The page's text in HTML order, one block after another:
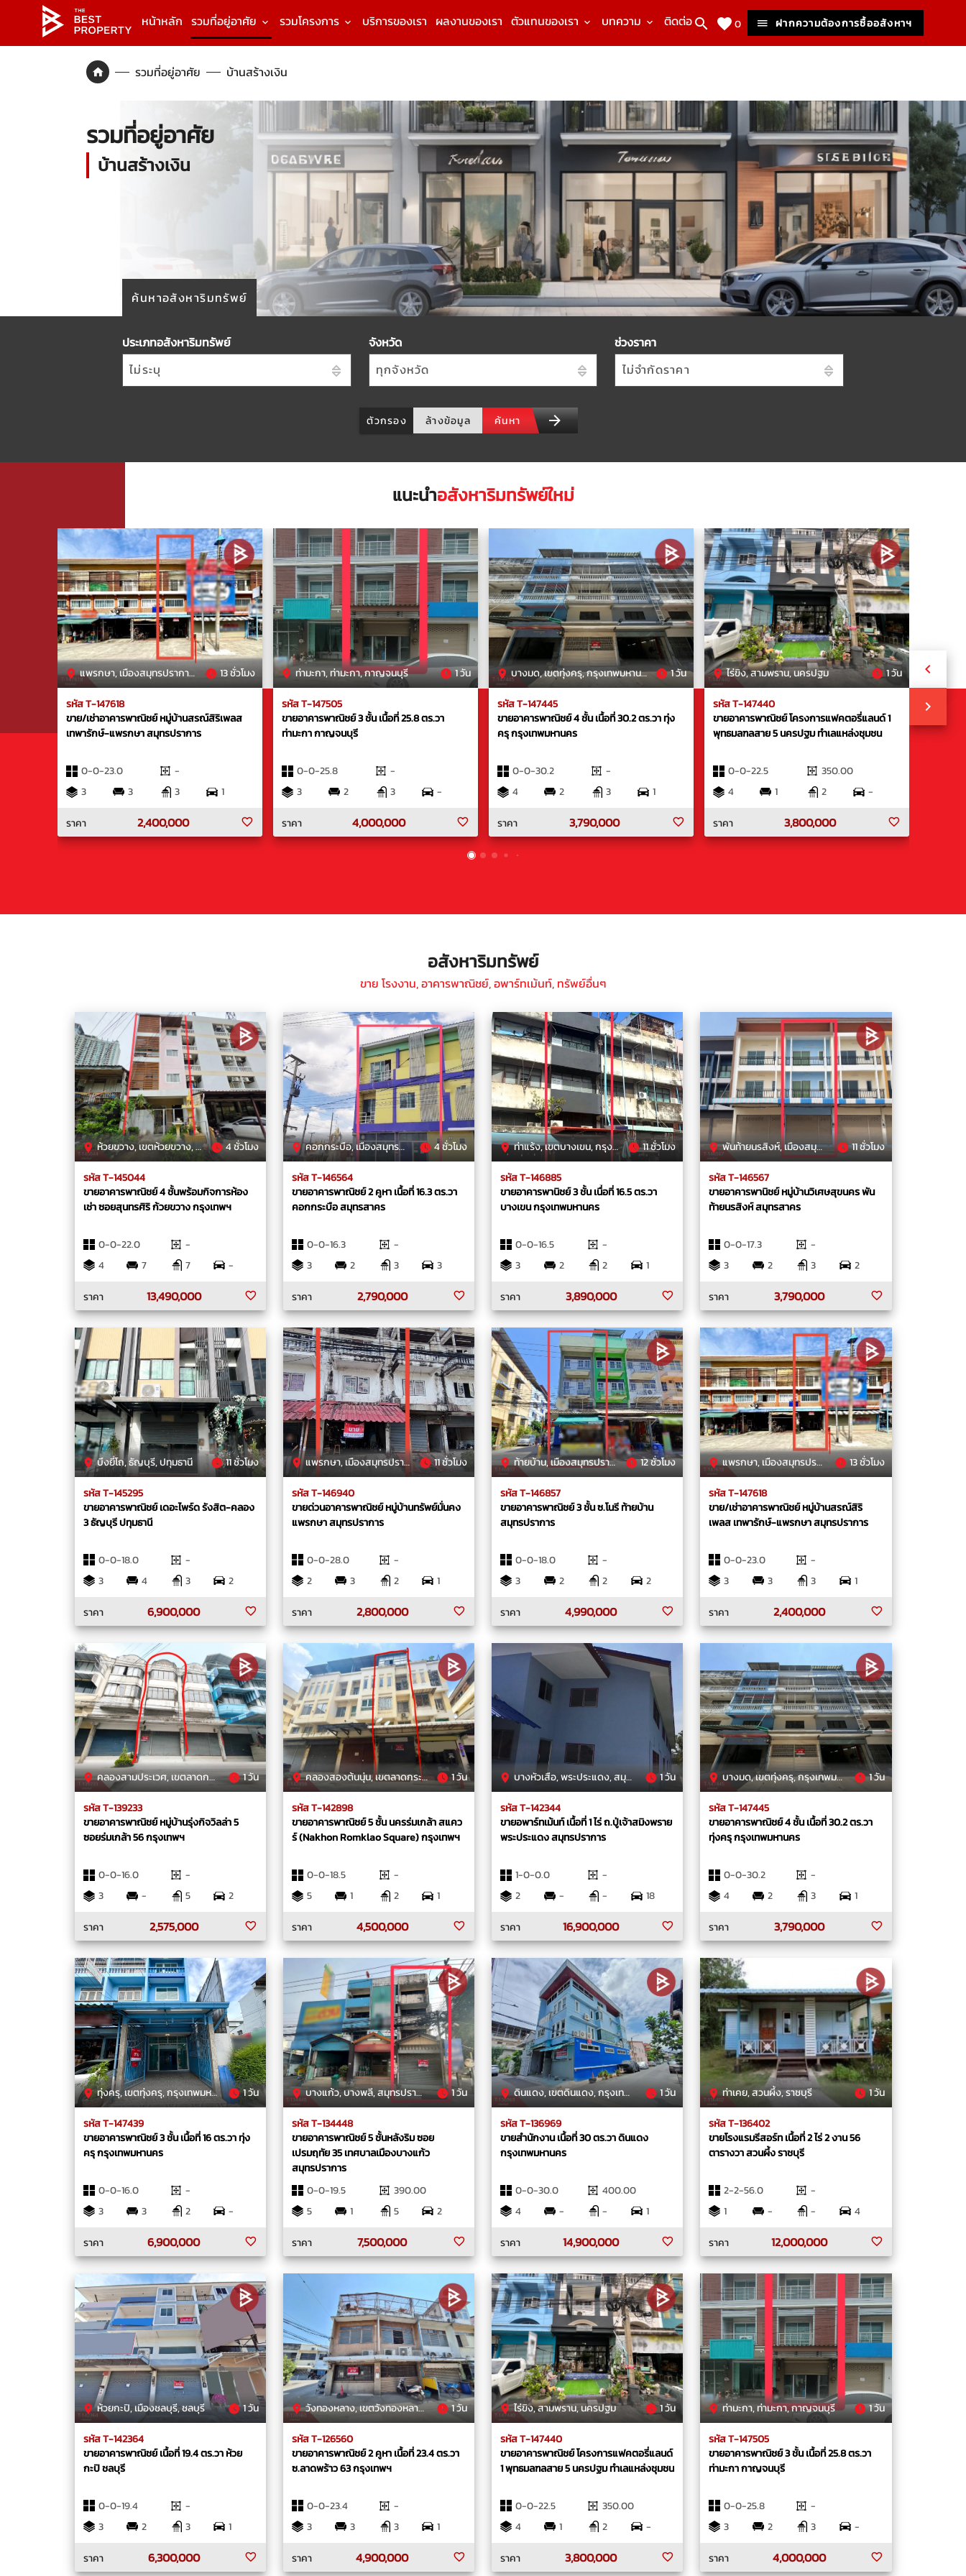
หน้าหลัก รวมที่อยู่อาศัย รวมโครงการ บริการของเรา ผลงานของเรา ตัวแทนของเรา บทความ ติดต่อเรา 0 ฝากความต้องการซื้ออสังหาฯ
รวมที่อยู่อาศัย บ้านสร้างเงิน
รวมที่อยู่อาศัย
บ้านสร้างเงิน
ค้นหาอสังหาริมทรัพย์
ประเภทอสังหาริมทรัพย์
ไม่ระบุ
จังหวัด
ทุกจังหวัด
ช่วงราคา
ไม่จำกัดราคา
ตัวกรอง ล้างข้อมูล ค้นหา
แนะนำอสังหาริมทรัพย์ใหม่
แพรกษา, เมืองสมุทรปราการ, สมุทรปราการ 13 ชั่วโมง
รหัส T-147618
ขาย/เช่าอาคารพาณิชย์ หมู่บ้านสรณ์สิริเพลส
เทพารักษ์-แพรกษา สมุทรปราการ
0-0-23.0
-
3
3 3
1
ราคา
2,400,000
ท่ามะกา, ท่ามะกา, กาญจนบุรี 1 วัน
รหัส T-147505
ขายอาคารพาณิชย์ 3 ชั้น เนื้อที่ 25.8 ตร.วา
ท่ามะกา กาญจนบุรี
0-0-25.8
-
3
2 3
-
ราคา
4,000,000
บางมด, เขตทุ่งครุ, กรุงเทพมหานคร 1 วัน
รหัส T-147445
ขายอาคารพาณิชย์ 4 ชั้น เนื้อที่ 30.2 ตร.วา ทุ่ง
ครุ กรุงเทพมหานคร
0-0-30.2
-
4
2 3
1
ราคา
3,790,000
ไร่ขิง, สามพราน, นครปฐม 1 วัน
รหัส T-147440
ขายอาคารพาณิชย์ โครงการแฟคตอรี่แลนด์ 1
พุทธมลฑลสาย 5 นครปฐม ทำเลแหล่งชุมชน
0-0-22.5
350.00
4
1 2
-
ราคา
3,800,000
รหัส T-
กรุงเทพ
อสังหาริมทรัพย์
ขาย โรงงาน, อาคารพาณิชย์, อพาร์ทเม้นท์, ทรัพย์อื่นๆ
ห้วยขวาง, เขตห้วยขวาง, กรุงเทพมหานคร 4 ชั่วโมง
รหัส T-145044
ขายอาคารพาณิชย์ 4 ชั้นพร้อมกิจการห้อง
เช่า ซอยสุนทรศิริ ก้วยขวาง กรุงเทพฯ
0-0-22.0
-
4
7 7
-
ราคา
13,490,000
คอกกระบือ, เมืองสมุทรสาคร, สมุทรสาคร 4 ชั่วโมง
รหัส T-146564
ขายอาคารพาณิชย์ 2 คูหา เนื้อที่ 16.3 ตร.วา
คอกกระบือ สมุทรสาคร
0-0-16.3
-
3
2 3
3
ราคา
2,790,000
ท่าแร้ง, เขตบางเขน, กรุงเทพมหานคร 11 ชั่วโมง
รหัส T-146885
ขายอาคารพานิชย์ 3 ชั้น เนื่้อที่ 16.5 ตร.วา
บางเขน กรุงเทพมหานคร
0-0-16.5
-
3
2 2
1
ราคา
3,890,000
พันท้ายนรสิงห์, เมืองสมุทรสาคร, สมุทรสาคร 11 ชั่วโมง
รหัส T-146567
ขายอาคารพานิชย์ หมู่บ้านวิเศษสุขนคร พัน
ท้ายนรสิงห์ สมุทรสาคร
0-0-17.3
-
3
2 3
2
ราคา
3,790,000
บึงยี่โถ, ธัญบุรี, ปทุมธานี 11 ชั่วโมง
รหัส T-145295
ขายอาคารพาณิชย์ เดอะไพร์ด รังสิต-คลอง
3 ธัญบุรี ปทุมธานี
0-0-18.0
-
3
4 3
2
ราคา
6,900,000
แพรกษา, เมืองสมุทรปราการ, สมุทรปราการ 11 ชั่วโมง
รหัส T-146940
ขายด่วน​อาคาร​พาณิชย์​ หมู่บ้านทรัพย์​มั่นคง​
แพรก​ษา สมุทรปราการ
0-0-28.0
-
2
3 2
1
ราคา
2,800,000
ท้ายบ้าน, เมืองสมุทรปราการ, สมุทรปราการ 12 ชั่วโมง
รหัส T-146857
ขายอาคารพาณิชย์ 3 ชั้น ซ.โนรี ท้ายบ้าน
สมุทรปราการ
0-0-18.0
-
3
2 2
2
ราคา
4,990,000
แพรกษา, เมืองสมุทรปราการ, สมุทรปราการ 13 ชั่วโมง
รหัส T-147618
ขาย/เช่าอาคารพาณิชย์ หมู่บ้านสรณ์สิริ
เพลส เทพารักษ์-แพรกษา สมุทรปราการ
0-0-23.0
-
3
3 3
1
ราคา
2,400,000
คลองสามประเวศ, เขตลาดกระบัง, กรุงเทพมหานคร 1 วัน
รหัส T-139233
ขายอาคารพาณิชย์ หมู่บ้านรุ่งกิจวิลล่า 5
ซอยร่มเกล้า 56 กรุงเทพฯ
0-0-16.0
-
3
- 5
2
ราคา
2,575,000
คลองสองต้นนุ่น, เขตลาดกระบัง, กรุงเทพมหานคร 1 วัน
รหัส T-142898
ขายอาคารพาณิชย์ 5 ชั้น นครร่มเกล้า สแคว
ร์ (Nakhon Romklao Square) กรุงเทพฯ
0-0-18.5
-
5
1 2
1
ราคา
4,500,000
บางหัวเสือ, พระประแดง, สมุทรปราการ 1 วัน
รหัส T-142344
ขายอพาร์ทเม้นท์ เนื้อที่ 1 ไร่ ถ.ปู่เจ้าสมิงพราย
พระประแดง สมุทรปราการ
1-0-0.0
-
2
- -
18
ราคา
16,900,000
บางมด, เขตทุ่งครุ, กรุงเทพมหานคร 1 วัน
รหัส T-147445
ขายอาคารพาณิชย์ 4 ชั้น เนื้อที่ 30.2 ตร.วา
ทุ่งครุ กรุงเทพมหานคร
0-0-30.2
-
4
2 3
1
ราคา
3,790,000
ทุ่งครุ, เขตทุ่งครุ, กรุงเทพมหานคร 1 วัน
รหัส T-147439
ขายอาคารพาณิชย์ 3 ชั้น เนื้อที่ 16 ตร.วา ทุ่ง
ครุ กรุงเทพมหานคร
0-0-16.0
-
3
3 2
-
ราคา
6,900,000
บางแก้ว, บางพลี, สมุทรปราการ 1 วัน
รหัส T-134448
ขายอาคารพาณิชย์ 5 ชั้นหลังริม ซอย
เปรมฤทัย 35 เทศบาลเมืองบางแก้ว
สมุทรปราการ
0-0-19.5
390.00
5
1 5
2
ราคา
7,500,000
ดินแดง, เขตดินแดง, กรุงเทพมหานคร 1 วัน
รหัส T-136969
ขายสำนักงาน เนื้อที่ 30 ตร.วา ดินแดง
กรุงเทพมหานคร
0-0-30.0
400.00
4
- -
1
ราคา
14,900,000
ท่าเคย, สวนผึ้ง, ราชบุรี 1 วัน
รหัส T-136402
ขายโรงแรมรีสอร์ท เนื้อที่ 2 ไร่ 2 งาน 56
ตารางวา สวนผึ้ง ราชบุรี
2-2-56.0
-
1
- -
4
ราคา
12,000,000
ห้วยกะปิ, เมืองชลบุรี, ชลบุรี 1 วัน
รหัส T-142364
ขายอาคารพาณิชย์ เนื้อที่ 19.4 ตร.วา ห้วย
กะปิ ชลบุรี
0-0-19.4
-
3
2 3
1
ราคา
6,300,000
วังทองหลาง, เขตวังทองหลาง, กรุงเทพมหานคร 1 วัน
รหัส T-126560
ขายอาคารพาณิชย์ 2 คูหา เนื้อที่ 23.4 ตร.วา
ซ.ลาดพร้าว 63 กรุงเทพฯ
0-0-23.4
-
3
3 3
1
ราคา
4,900,000
ไร่ขิง, สามพราน, นครปฐม 1 วัน
รหัส T-147440
ขายอาคารพาณิชย์ โครงการแฟคตอรี่แลนด์
1 พุทธมลฑลสาย 5 นครปฐม ทำเลแหล่งชุมชน
0-0-22.5
350.00
4
1 2
-
ราคา
3,800,000
ท่ามะกา, ท่ามะกา, กาญจนบุรี 1 วัน
รหัส T-147505
ขายอาคารพาณิชย์ 3 ชั้น เนื้อที่ 25.8 ตร.วา
ท่ามะกา กาญจนบุรี
0-0-25.8
-
3
2 3
-
ราคา
4,000,000